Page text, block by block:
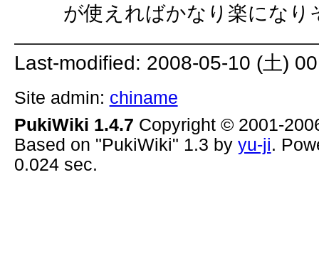
が使えればかなり楽になり
Last-modified: 2008-05-10 (土)
Site admin: chiname
PukiWiki 1.4.7 Copyright © 2001-
Based on "PukiWiki" 1.3 by yu-ji.
0.024 sec.